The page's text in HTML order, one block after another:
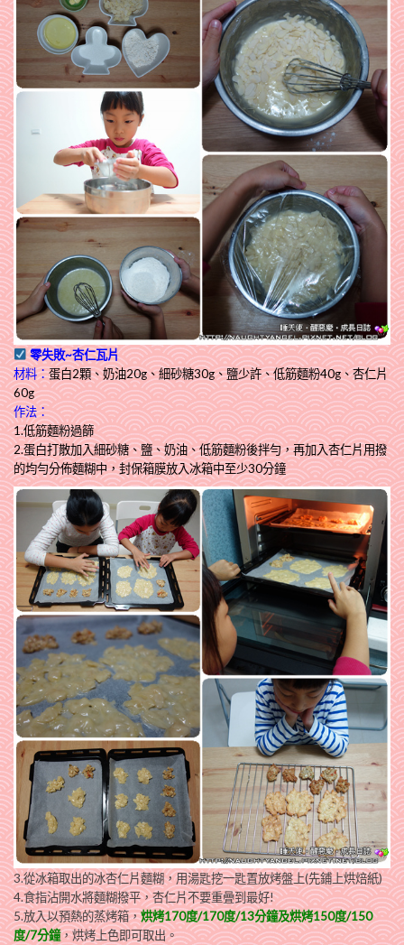
零失敗~杏仁瓦片
材料：蛋白2顆、奶油20g、細砂糖30g、鹽少許、低筋麵粉40g、杏仁片
60g
作法：
1.低筋麵粉過篩
2.蛋白打散加入細砂糖、鹽、奶油、低筋麵粉後拌勻，再加入杏仁片用撥
的均勻分佈麵糊中，封保箱膜放入冰箱中至少30分鐘
3.從冰箱取出的冰杏仁片麵糊，用湯匙挖一匙置放烤盤上(先鋪上烘焙紙)
4.食指沾開水將麵糊撥平，杏仁片不要重曡到最好!
5.放入以預熱的蒸烤箱，烘烤170度/170度/13分鐘及烘烤150度/150
度/7分鐘，烘烤上色即可取出。